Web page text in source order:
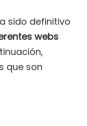
sido definitivo
webs
que son